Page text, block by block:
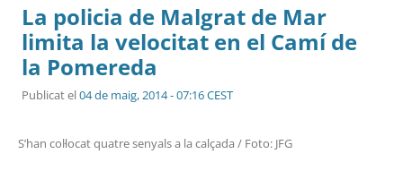
La policia de Malgrat de Mar
limita la velocitat en el Camí de
la Pomereda
Publicat el04 de maig, 2014 - 07:16 CEST
S’han col·locat quatre senyals a la calçada / Foto: JFG